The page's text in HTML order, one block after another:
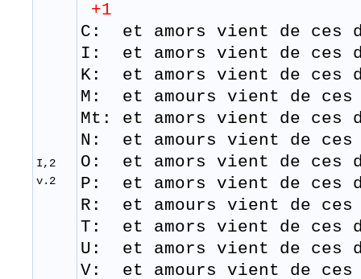
I,2
v.2
+1
C: et amors vient de ces
I: et amors vient de ces
K: et amors vient de ces
M: et amours vient de ces
Mt: et amors vient de ces
N: et amours vient de ces
O: et amors vient de ces
P: et amors vient de ces
R: et amours vient de ces
T: et amors vient de ces
U: et amors vient de ces
V: et amours vient de ces